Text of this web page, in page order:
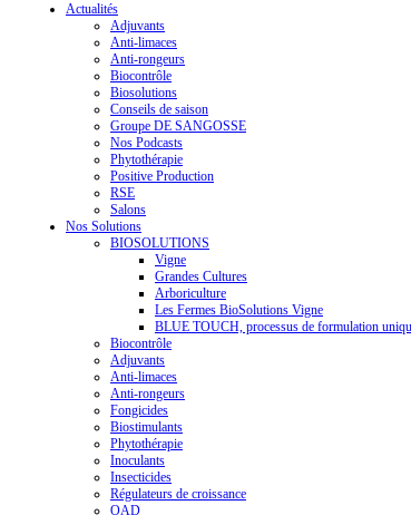
Actualités
Adjuvants
Anti-limaces
Anti-rongeurs
Biocontrôle
Biosolutions
Conseils de saison
Groupe DE SANGOSSE
Nos Podcasts
Phytothérapie
Positive Production
RSE
Salons
Nos Solutions
BIOSOLUTIONS
Vigne
Grandes Cultures
Arboriculture
Les Fermes BioSolutions Vigne
BLUE TOUCH, processus de formulation
Biocontrôle
Adjuvants
Anti-limaces
Anti-rongeurs
Fongicides
Biostimulants
Phytothérapie
Inoculants
Insecticides
Régulateurs de croissance
OAD